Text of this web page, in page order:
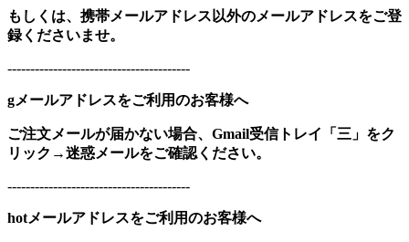
もしくは、携帯メールアドレス以外のメールアドレスをご登
録くださいませ。
----------------------------------------
gメールアドレスをご利用のお客様へ
ご注文メールが届かない場合、Gmail受信トレイ「三」をク
リック→迷惑メールをご確認ください。
----------------------------------------
hotメールアドレスをご利用のお客様へ